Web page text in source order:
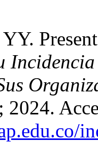
YY.